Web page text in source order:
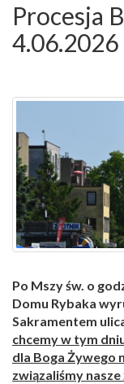
Procesja
4.06.2026
Po Mszyśw. o
Domu Rybaka
Sakramentem
chcemy w tym
dla Boga Żywego
związaliśmy nasze